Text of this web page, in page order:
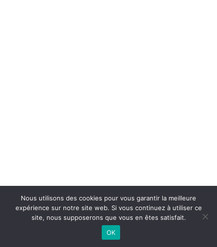
2026 - Réveil Bressuirais Basket | Site internet réalisé par
CONTACTEZ-NOUS | MENTIONS LÉGALES
Nous utilisons des cookies pour vous garantir la meilleure
expérience sur notre site web. Si vous continuez à utiliser ce
site, nous supposerons que vous en êtes satisfait.
OK